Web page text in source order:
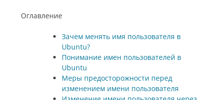
Оглавление
Зачем менять имя пользователя в
Ubuntu?
Понимание имен пользователей в
Ubuntu
Меры предосторожности перед
изменением имени пользователя